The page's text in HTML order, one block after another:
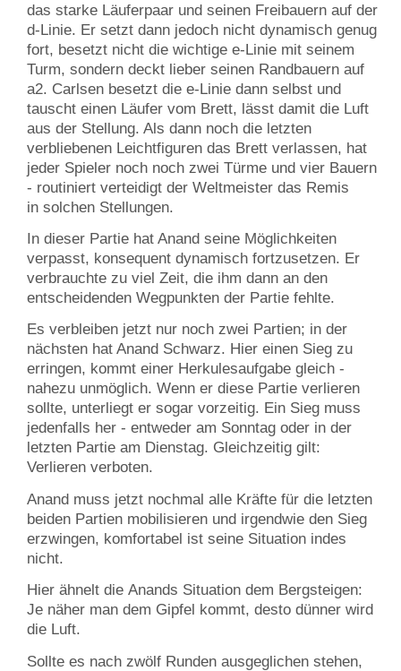
das starke Läuferpaar und seinen Freibauern auf der
d-Linie. Er setzt dann jedoch nicht dynamisch genug
fort, besetzt nicht die wichtige e-Linie mit seinem
Turm, sondern deckt lieber seinen Randbauern auf
a2. Carlsen besetzt die e-Linie dann selbst und
tauscht einen Läufer vom Brett, lässt damit die Luft
aus der Stellung. Als dann noch die letzten
verbliebenen Leichtfiguren das Brett verlassen, hat
jeder Spieler noch noch zwei Türme und vier Bauern
- routiniert verteidigt der Weltmeister das Remis
in solchen Stellungen.
In dieser Partie hat Anand seine Möglichkeiten
verpasst, konsequent dynamisch fortzusetzen. Er
verbrauchte zu viel Zeit, die ihm dann an den
entscheidenden Wegpunkten der Partie fehlte.
Es verbleiben jetzt nur noch zwei Partien; in der
nächsten hat Anand Schwarz. Hier einen Sieg zu
erringen, kommt einer Herkulesaufgabe gleich -
nahezu unmöglich. Wenn er diese Partie verlieren
sollte, unterliegt er sogar vorzeitig. Ein Sieg muss
jedenfalls her - entweder am Sonntag oder in der
letzten Partie am Dienstag. Gleichzeitig gilt:
Verlieren verboten.
Anand muss jetzt nochmal alle Kräfte für die letzten
beiden Partien mobilisieren und irgendwie den Sieg
erzwingen, komfortabel ist seine Situation indes
nicht.
Hier ähnelt die Anands Situation dem Bergsteigen:
Je näher man dem Gipfel kommt, desto dünner wird
die Luft.
Sollte es nach zwölf Runden ausgeglichen stehen,